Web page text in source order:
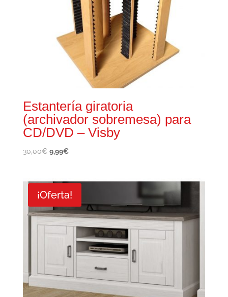
Estantería giratoria
(archivador sobremesa) para
CD/DVD – Visby
30,00€ El
era:
30,00€.
9,99€El
es:
9,99€.
¡Oferta!